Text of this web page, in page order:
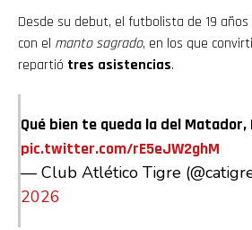
Desde su debut, el futbolista de 19
con el manto sagrado, en los que
repartió tres asistencias.
Qué bien te queda la del
pic.twitter.com/rE5eJW2ghM
— Club Atlético Tigre
2026